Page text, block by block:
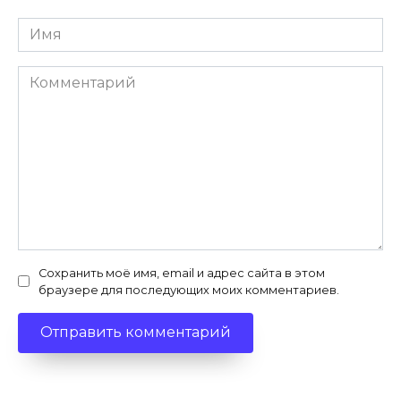
Имя
*
Комментарий
Сохранить моё имя, email и адрес сайта в этом
браузере для последующих моих комментариев.